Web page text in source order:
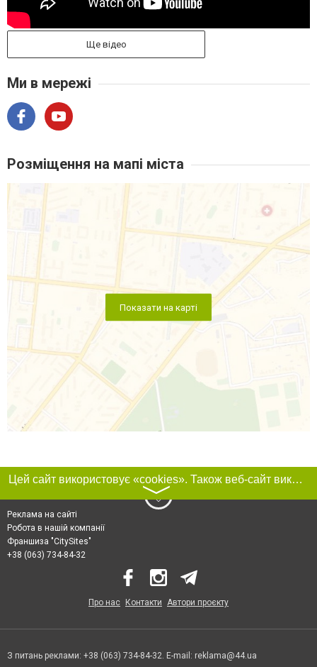
Ще відео
Ми в мережі
Розміщення на мапі міста
Показати на карті
Цей сайт використовує «cookies». Також веб-сайт використовує інтернет-сервіс для збору технічних даних стосовно відвідувачів з метою отримання маркетингової та статистичної інформації. Умови обробки даних відвідувачів сайту див.
〉
Реклама на сайті
Робота в нашій компанії
Франшиза "CitySites"
+38 (063) 734-84-32
Про нас Контакти Автори проєкту
З питань реклами: +38 (063) 734-84-32. E-mail: reklama@44.ua